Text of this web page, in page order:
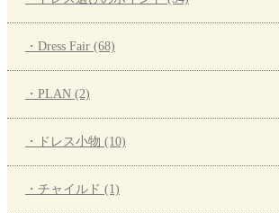
・Dress Fair (68)
・PLAN (2)
・ドレス小物 (10)
・チャイルド (1)